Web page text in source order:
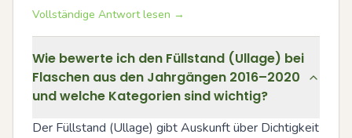
Vollständige Antwort lesen →
Wie bewerte ich den Füllstand (Ullage) bei
Flaschen aus den Jahrgängen 2016–2020
und welche Kategorien sind wichtig?
Der Füllstand (Ullage) gibt Auskunft über Dichtigkeit